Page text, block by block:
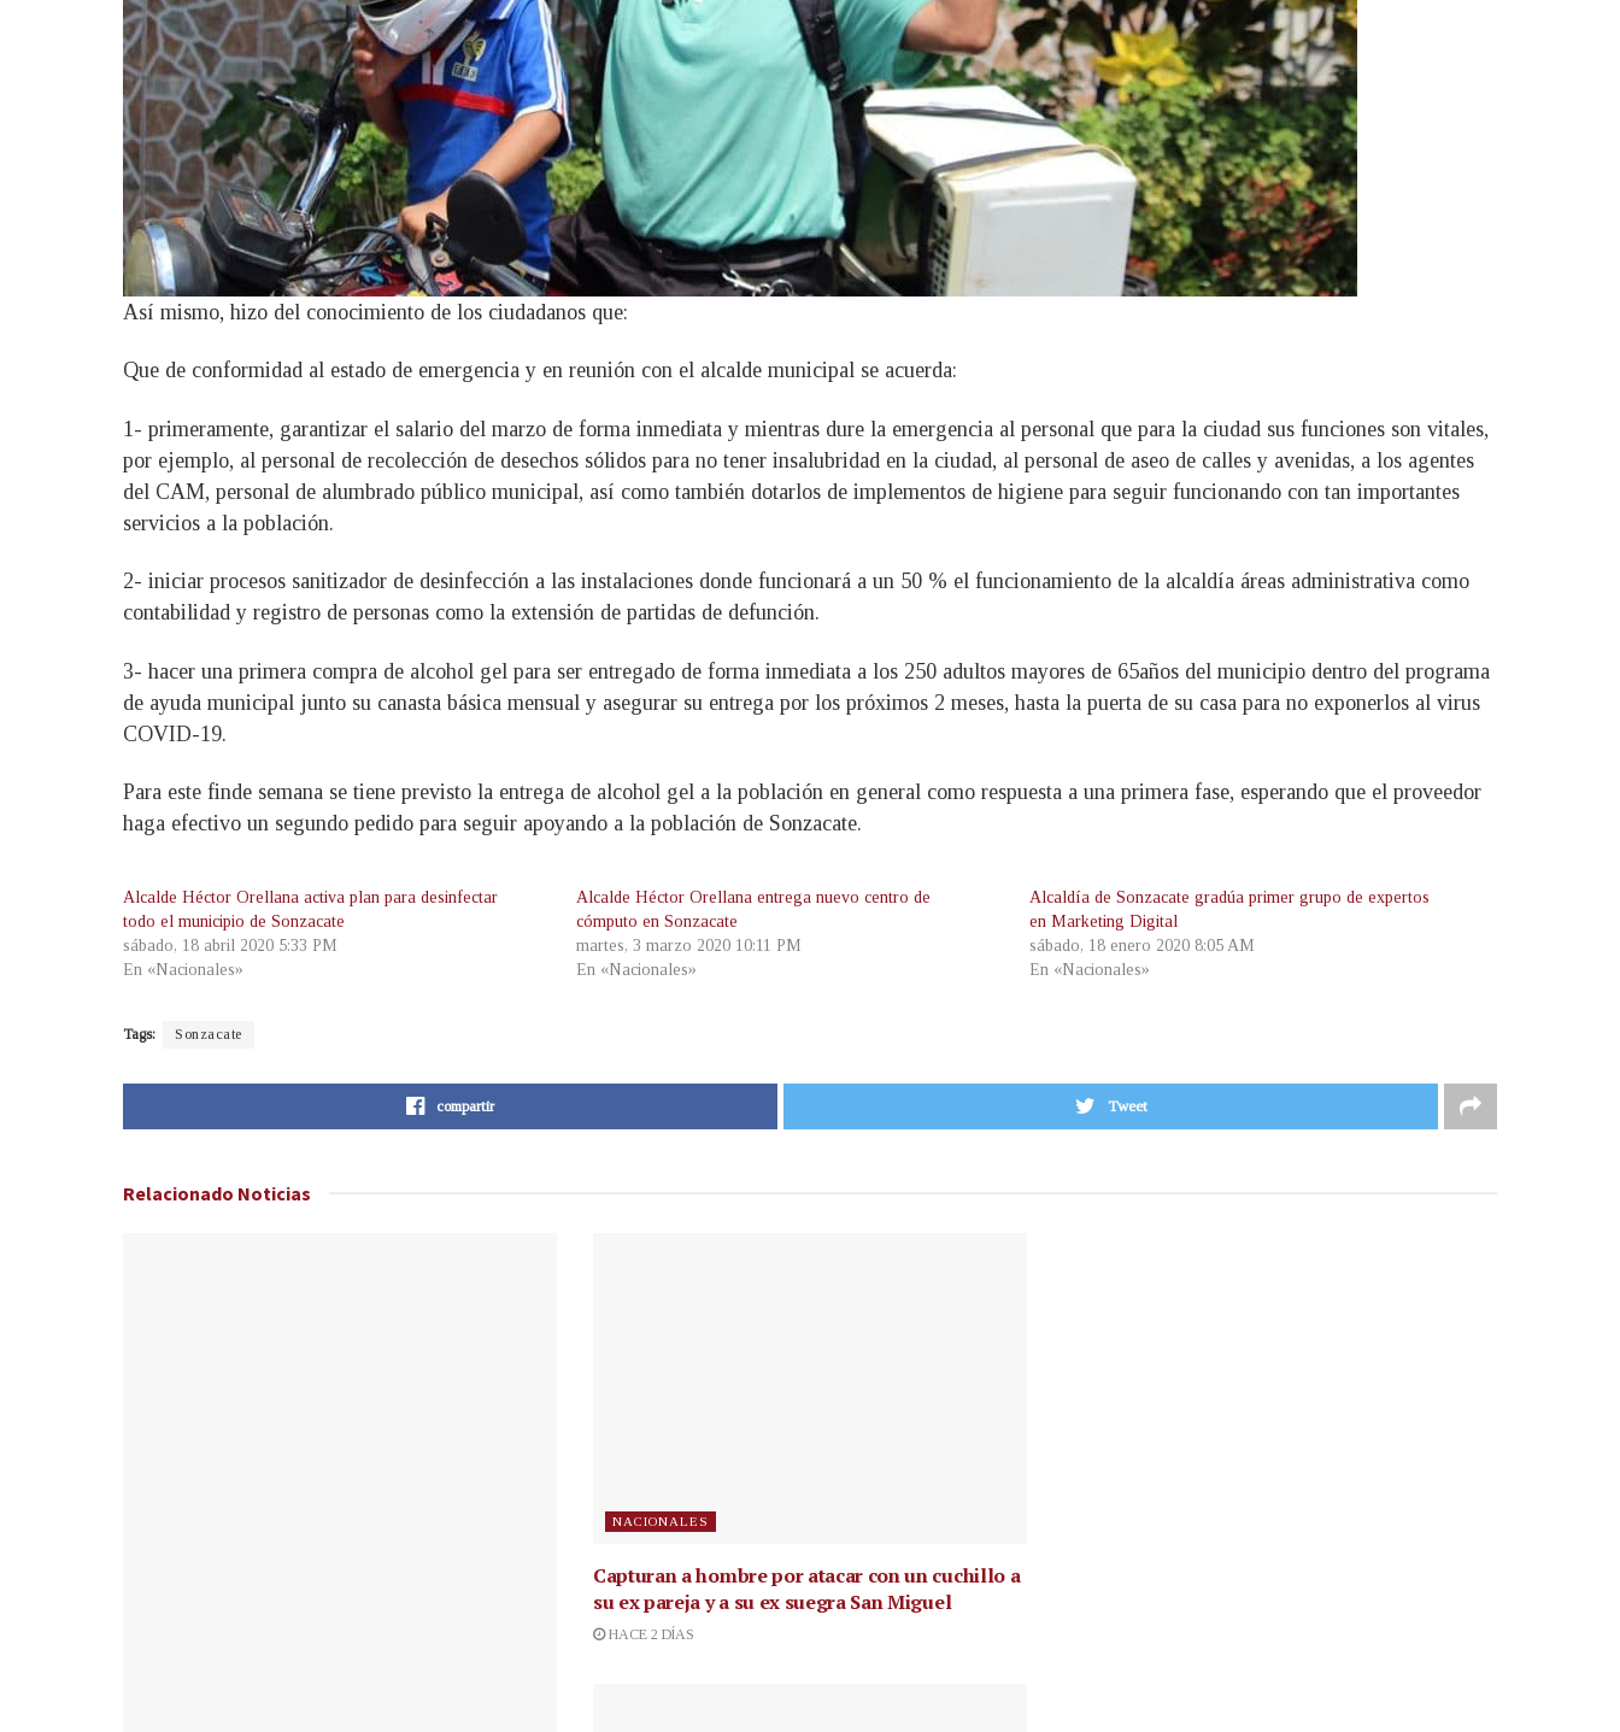
Así mismo, hizo del conocimiento de los ciudadanos que:
Que de conformidad al estado de emergencia y en reunión con el alcalde municipal se acuerda:
1- primeramente, garantizar el salario del marzo de forma inmediata y mientras dure la emergencia al personal que para la ciudad sus funciones son vitales,
por ejemplo, al personal de recolección de desechos sólidos para no tener insalubridad en la ciudad, al personal de aseo de calles y avenidas, a los agentes
del CAM, personal de alumbrado público municipal, así como también dotarlos de implementos de higiene para seguir funcionando con tan importantes
servicios a la población.
2- iniciar procesos sanitizador de desinfección a las instalaciones donde funcionará a un 50 % el funcionamiento de la alcaldía áreas administrativa como
contabilidad y registro de personas como la extensión de partidas de defunción.
3- hacer una primera compra de alcohol gel para ser entregado de forma inmediata a los 250 adultos mayores de 65años del municipio dentro del programa
de ayuda municipal junto su canasta básica mensual y asegurar su entrega por los próximos 2 meses, hasta la puerta de su casa para no exponerlos al virus
COVID-19.
Para este finde semana se tiene previsto la entrega de alcohol gel a la población en general como respuesta a una primera fase, esperando que el proveedor
haga efectivo un segundo pedido para seguir apoyando a la población de Sonzacate.
Alcalde Héctor Orellana activa plan para desinfectar
todo el municipio de Sonzacate
sábado, 18 abril 2020 5:33 PM
En «Nacionales»
Alcalde Héctor Orellana entrega nuevo centro de
cómputo en Sonzacate
martes, 3 marzo 2020 10:11 PM
En «Nacionales»
Alcaldía de Sonzacate gradúa primer grupo de expertos
en Marketing Digital
sábado, 18 enero 2020 8:05 AM
En «Nacionales»
Tags: Sonzacate
compartir Tweet
Relacionado Noticias
NACIONALES
Capturan a hombre por atacar con un cuchillo a
su ex pareja y a su ex suegra San Miguel
HACE 2 DÍAS